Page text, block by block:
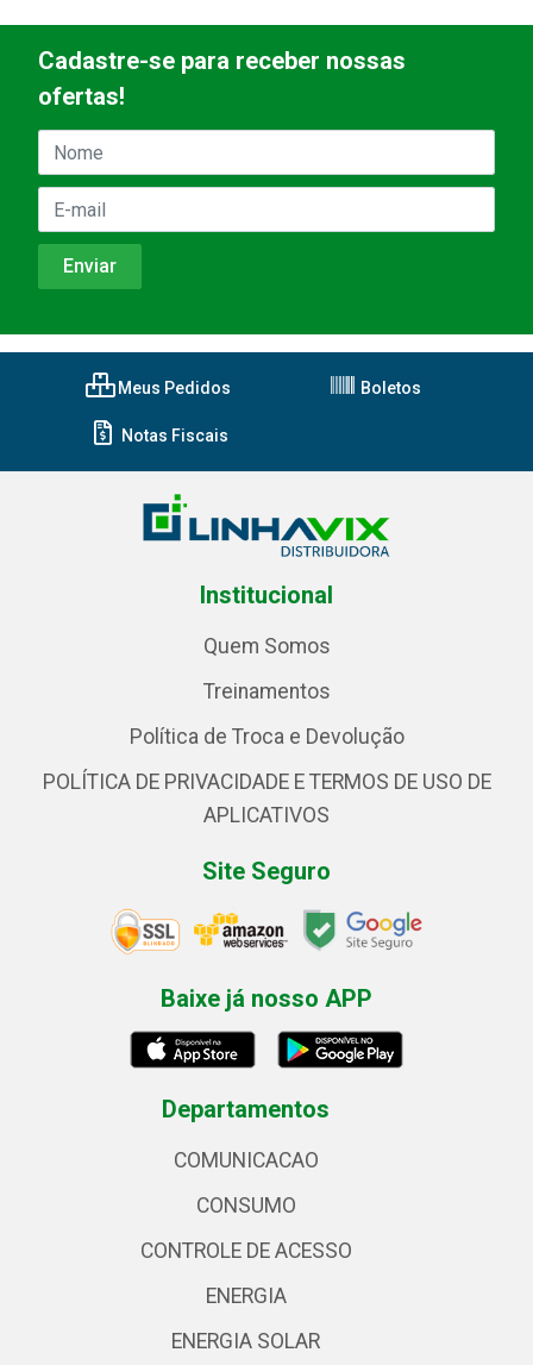
Cadastre-se para receber nossas
ofertas!
Meus Pedidos Boletos
Notas Fiscais
Institucional
Quem Somos
Treinamentos
Política de Troca e Devolução
POLÍTICA DE PRIVACIDADE E TERMOS DE USO DE
APLICATIVOS
Site Seguro
Baixe já nosso APP
Departamentos
COMUNICACAO
CONSUMO
CONTROLE DE ACESSO
ENERGIA
ENERGIA SOLAR